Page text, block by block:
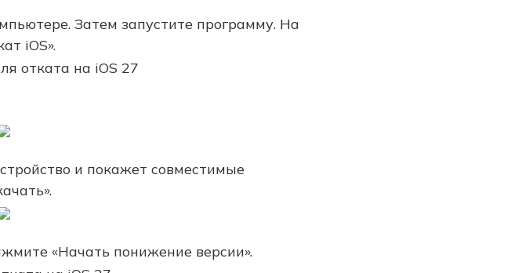
Затем запустите программу. На
iOS».
и покажет совместимые
«Начать понижение версии».